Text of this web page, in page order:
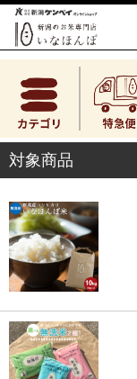
対象商品